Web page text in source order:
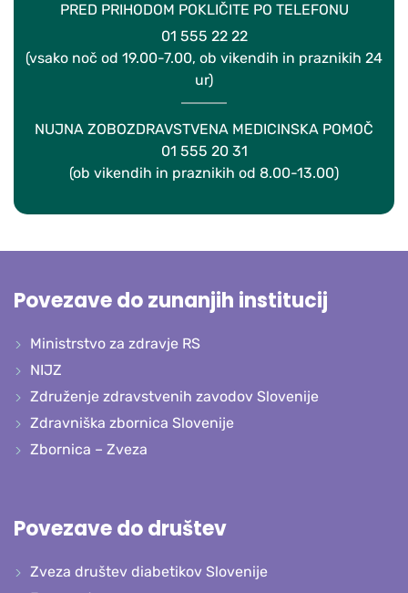
PRED PRIHODOM POKLIČITE PO TELEFONU
01 555 22 22
(vsako noč od 19.00-7.00, ob vikendih in praznikih 24
ur)
NUJNA ZOBOZDRAVSTVENA MEDICINSKA POMOČ
01 555 20 31
(ob vikendih in praznikih od 8.00-13.00)
Povezave do zunanjih institucij
Ministrstvo za zdravje RS
NIJZ
Združenje zdravstvenih zavodov Slovenije
Zdravniška zbornica Slovenije
Zbornica – Zveza
Povezave do društev
Zveza društev diabetikov Slovenije